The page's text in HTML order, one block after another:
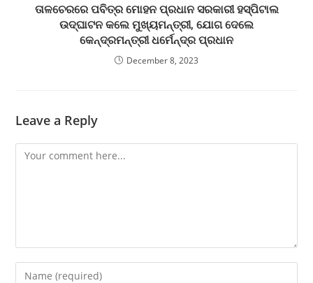
ତାଳଚେରରେ ପବିତ୍ର ମୋହନ ପ୍ରଧାନ ସରକାରୀ ହସ୍ପିଟାଲ
ଉଦ୍‌ଘାଟନ କଲେ ମୁଖ୍ୟମନ୍ତ୍ରୀ, ଯୋଗ ଦେଲେ
କେନ୍ଦ୍ରମନ୍ତ୍ରୀ ଧର୍ମେନ୍ଦ୍ର ପ୍ରଧାନ
December 8, 2023
Leave a Reply